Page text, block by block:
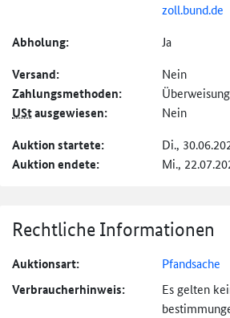
zoll.bund.de
Abholung: Ja
Versand: Nein
Zahlungs­methoden: Überweisung
UStausgewiesen: Nein
Auktion startete: Di.,
Auktion endete: Mi.,
Rechtliche Informationen
Auktionsart: Pfandsache
Verbraucher­hinweis:
Es gelten